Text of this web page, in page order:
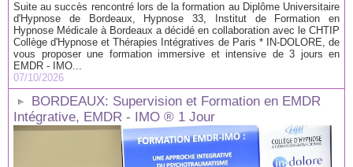
Suite au succès rencontré lors de la formation au Diplôme Universitaire
d'Hypnose de Bordeaux, Hypnose 33, Institut de Formation en
Hypnose Médicale à Bordeaux a décidé en collaboration avec le CHTIP
Collège d'Hypnose et Thérapies Intégratives de Paris * IN-DOLORE, de
vous proposer une formation immersive et intensive de 3 jours en
EMDR - IMO...
07/10/2026
BORDEAUX: Supervision et Formation en EMDR
Intégrative, EMDR - IMO ® 1 Jour